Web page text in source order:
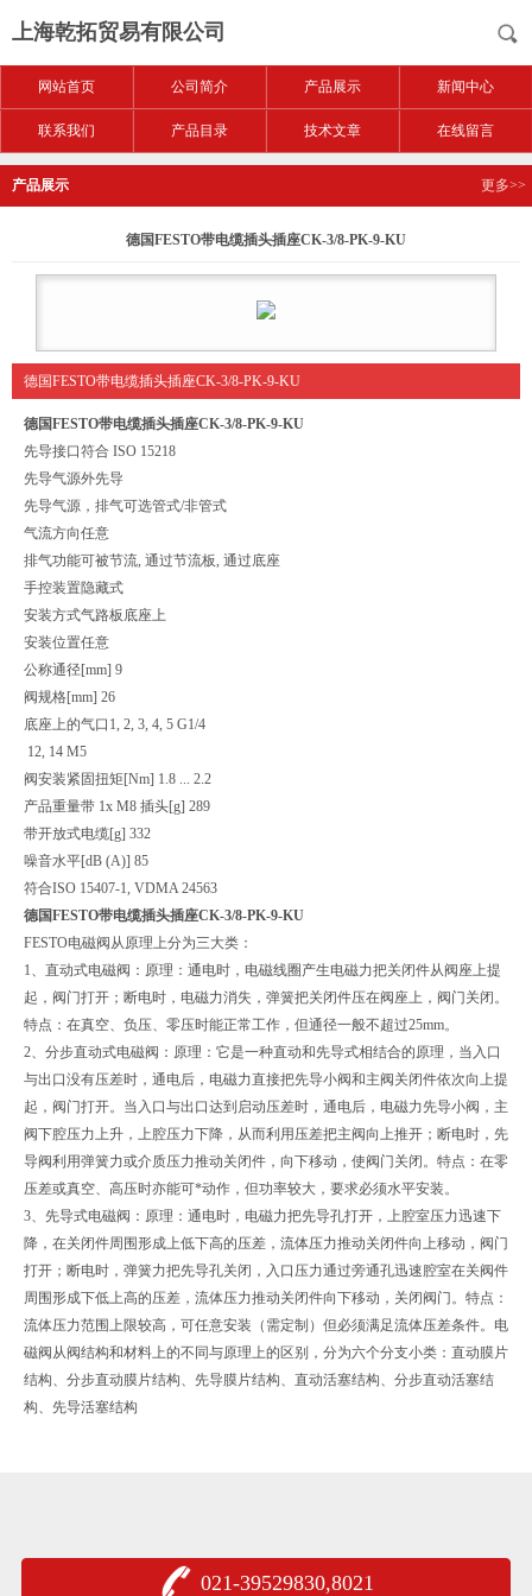
上海乾拓贸易有限公司
网站首页 公司简介 产品展示 新闻中心
联系我们 产品目录 技术文章 在线留言
产品展示 更多>>
德国FESTO带电缆插头插座CK-3/8-PK-9-KU
德国FESTO带电缆插头插座CK-3/8-PK-9-KU
德国FESTO带电缆插头插座CK-3/8-PK-9-KU
先导接口符合 ISO 15218
先导气源外先导
先导气源，排气可选管式/非管式
气流方向任意
排气功能可被节流, 通过节流板, 通过底座
手控装置隐藏式
安装方式气路板底座上
安装位置任意
公称通径[mm] 9
阀规格[mm] 26
底座上的气口1, 2, 3, 4, 5 G1/4
12, 14 M5
阀安装紧固扭矩[Nm] 1.8 ... 2.2
产品重量带 1x M8 插头[g] 289
带开放式电缆[g] 332
噪音水平[dB (A)] 85
符合ISO 15407-1, VDMA 24563
德国FESTO带电缆插头插座CK-3/8-PK-9-KU
FESTO电磁阀从原理上分为三大类：
1、直动式电磁阀：原理：通电时，电磁线圈产生电磁力把关闭件从阀座上提
起，阀门打开；断电时，电磁力消失，弹簧把关闭件压在阀座上，阀门关闭。
特点：在真空、负压、零压时能正常工作，但通径一般不超过25mm。
2、分步直动式电磁阀：原理：它是一种直动和先导式相结合的原理，当入口
与出口没有压差时，通电后，电磁力直接把先导小阀和主阀关闭件依次向上提
起，阀门打开。当入口与出口达到启动压差时，通电后，电磁力先导小阀，主
阀下腔压力上升，上腔压力下降，从而利用压差把主阀向上推开；断电时，先
导阀利用弹簧力或介质压力推动关闭件，向下移动，使阀门关闭。特点：在零
压差或真空、高压时亦能可*动作，但功率较大，要求必须水平安装。
3、先导式电磁阀：原理：通电时，电磁力把先导孔打开，上腔室压力迅速下
降，在关闭件周围形成上低下高的压差，流体压力推动关闭件向上移动，阀门
打开；断电时，弹簧力把先导孔关闭，入口压力通过旁通孔迅速腔室在关阀件
周围形成下低上高的压差，流体压力推动关闭件向下移动，关闭阀门。特点：
流体压力范围上限较高，可任意安装（需定制）但必须满足流体压差条件。电
磁阀从阀结构和材料上的不同与原理上的区别，分为六个分支小类：直动膜片
结构、分步直动膜片结构、先导膜片结构、直动活塞结构、分步直动活塞结
构、先导活塞结构
021-39529830,8021